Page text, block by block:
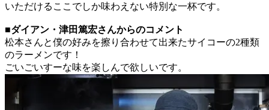
いただけるここでしか味わえない特別な一杯です。
■ダイアン・津田篤宏さんからのコメント
松本さんと僕の好みを擦り合わせて出来たサイコーの2種類
のラーメンです！
ごいごいすーな味を楽しんで欲しいです。